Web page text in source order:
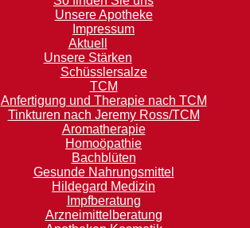
Unsere Apotheke
Impressum
Aktuell
Unsere Stärken
Schüsslersalze
TCM
Anfertigung und Therapie nach TCM
Tinkturen nach Jeremy Ross/TCM
Aromatherapie
Homoöpathie
Bachblüten
Gesunde Nahrungsmittel
Hildegard Medizin
Impfberatung
Arzneimittelberatung